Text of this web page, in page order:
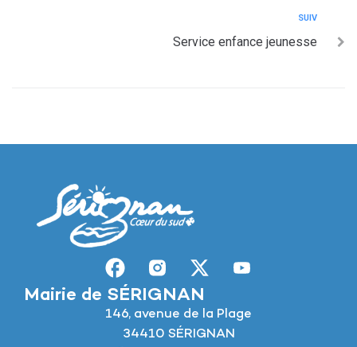
SUIV
Service enfance jeunesse
Mairie de SÉRIGNAN
146, avenue de la Plage
34410 SÉRIGNAN